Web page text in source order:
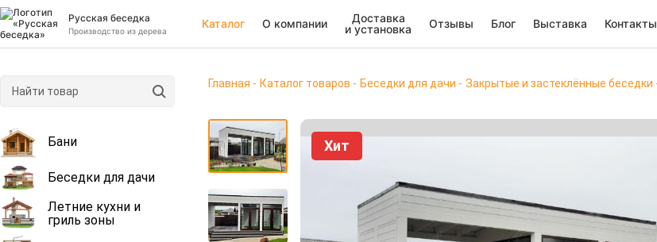
Русская беседка
Производство из дерева
Каталог О компании
Доставка
и установка
Отзывы Блог Выставка Контакты
Бани
Беседки для дачи
Летние кухни и
гриль зоны
Главная Каталог товаров Беседки для дачи Закрытые и застеклённые беседки
Хит